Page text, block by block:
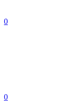
0
0